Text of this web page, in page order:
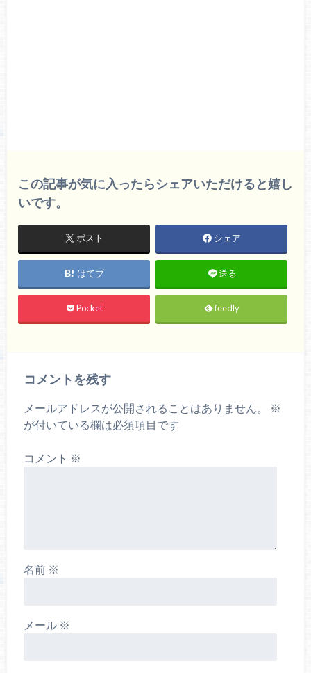
この記事が気に入ったらシェアいただけると嬉し
いです。
ポスト シェア
はてブ 送る
Pocket feedly
コメントを残す
メールアドレスが公開されることはありません。
※
が付いている欄は必須項目です
コメント ※
名前 ※
メール ※